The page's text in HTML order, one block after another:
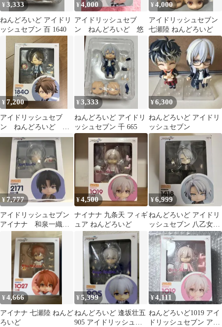
¥3,333
ねんどろいど アイドリ
ッシュセブン 百 1640
¥4,000
アイドリッシュセブ
ン ねんどろいど 悠
¥4,000
アイドリッシュセブン
七瀬陸 ねんどろいど
¥7,200
アイドリッシュセブ
ン ねんどろいど
1840 十龍之介
¥3,333
ねんどろいど アイドリ
ッシュセブン 千 665
¥6,300
ねんどろいど アイドリ
ッシュセブン
¥7,777
アイドリッシュセブン
アイナナ 和泉一織
ねんどろいど
¥4,500
ナイナナ 九条天 フィギ
ュア ねんどろいど
¥6,999
ねんどろいど アイドリ
ッシュセブン 八乙女楽
1418 24時間限定値下げ
中
¥4,666
アイナナ 七瀬陸 ねんど
ろいど
¥5,399
ねんどろいど 逢坂壮五
905 アイドリッシュセ
¥4,111
ねんどろいど1019 アイ
ドリッシュセブン アイ